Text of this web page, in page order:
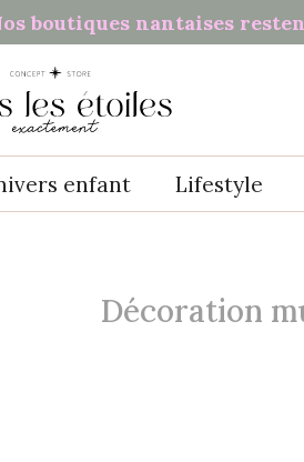
boutiques nantaises
enfant Lifestyle
Décoration